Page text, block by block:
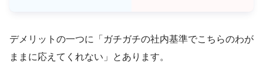
デメリットの一つに「ガチガチの社内基準でこちらのわが
ままに応えてくれない」とあります。